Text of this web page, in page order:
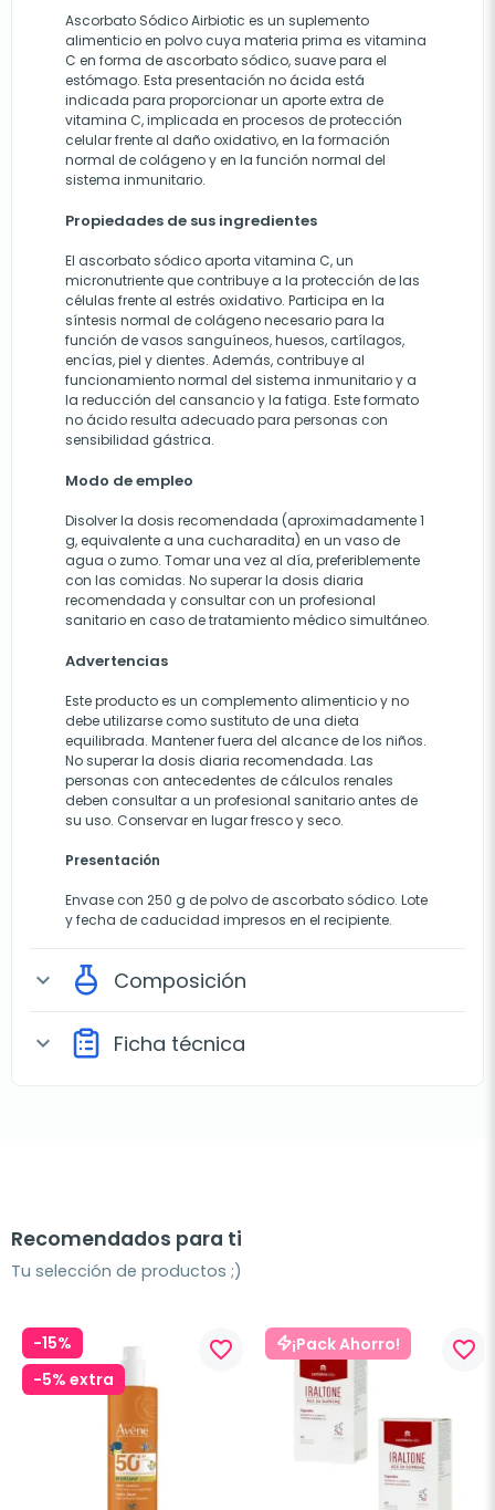
Ascorbato Sódico Airbiotic es un suplemento
alimenticio en polvo cuya materia prima es vitamina
C en forma de ascorbato sódico, suave para el
estómago. Esta presentación no ácida está
indicada para proporcionar un aporte extra de
vitamina C, implicada en procesos de protección
celular frente al daño oxidativo, en la formación
normal de colágeno y en la función normal del
sistema inmunitario.
Propiedades de sus ingredientes
El ascorbato sódico aporta vitamina C, un
micronutriente que contribuye a la protección de las
células frente al estrés oxidativo. Participa en la
síntesis normal de colágeno necesario para la
función de vasos sanguíneos, huesos, cartílagos,
encías, piel y dientes. Además, contribuye al
funcionamiento normal del sistema inmunitario y a
la reducción del cansancio y la fatiga. Este formato
no ácido resulta adecuado para personas con
sensibilidad gástrica.
Modo de empleo
Disolver la dosis recomendada (aproximadamente 1
g, equivalente a una cucharadita) en un vaso de
agua o zumo. Tomar una vez al día, preferiblemente
con las comidas. No superar la dosis diaria
recomendada y consultar con un profesional
sanitario en caso de tratamiento médico simultáneo.
Advertencias
Este producto es un complemento alimenticio y no
debe utilizarse como sustituto de una dieta
equilibrada. Mantener fuera del alcance de los niños.
No superar la dosis diaria recomendada. Las
personas con antecedentes de cálculos renales
deben consultar a un profesional sanitario antes de
su uso. Conservar en lugar fresco y seco.
Presentación
Envase con 250 g de polvo de ascorbato sódico. Lote
y fecha de caducidad impresos en el recipiente.
expand_more Composición
expand_more Ficha técnica
Recomendados para ti
Tu selección de productos ;)
-15%
-5% extra
favorite_border ¡Pack Ahorro! favorite_border